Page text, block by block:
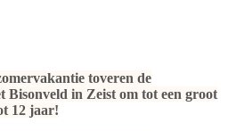
toveren de
in Zeist om tot een groot
12 jaar!